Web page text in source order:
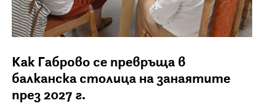
Как Габрово се превръща в
балканска столица на занаятите
през 2027 г.